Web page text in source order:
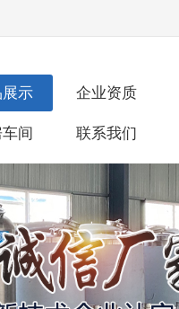
示 企业资质
间 联系我们